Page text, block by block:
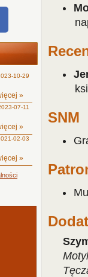
10-29
»
07-11
»
02-03
»
SNM
Motyl